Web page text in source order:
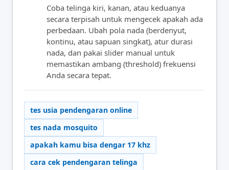
Coba telinga kiri, kanan, atau keduanya
secara terpisah untuk mengecek apakah ada
perbedaan. Ubah pola nada (berdenyut,
kontinu, atau sapuan singkat), atur durasi
nada, dan pakai slider manual untuk
memastikan ambang (threshold) frekuensi
Anda secara tepat.
tes usia pendengaran online
tes nada mosquito
apakah kamu bisa dengar 17 khz
cara cek pendengaran telinga